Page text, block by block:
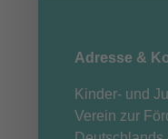
Adresse &
Kinder- und
Verein zur